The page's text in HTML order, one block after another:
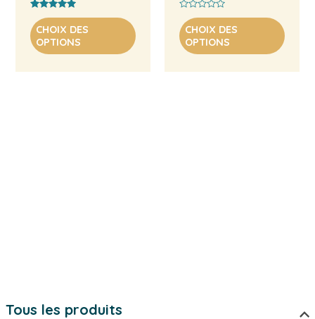
Tous les produits
Note
5.00
sur 5
CHOIX DES
OPTIONS
produit
Note
0
sur
5
CHOIX DES
OPTIONS